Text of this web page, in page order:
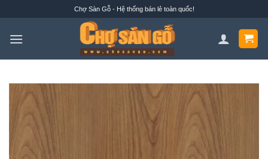
nội
Chợ Sàn Gỗ - Hệ thống bán lẻ toàn quốc!